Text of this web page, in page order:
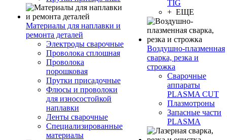
Материалы для наплавки и
ремонта деталей
Электроды сварочные
Проволока сплошная
Проволока
порошковая
Прутки присадочные
Флюсы и проволоки
для износостойкой
наплавки
Ленты сварочные
Специализированные
материалы
TIG
+ ЕЩЕ
Воздушно-плазменная
сварка, резка и
строжка
Сварочные
аппараты
PLASMA CUT
Плазмотроны
Запасные части
PLASMA